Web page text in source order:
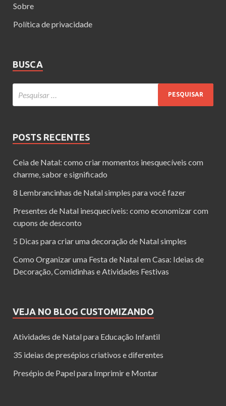
Sobre
Política de privacidade
BUSCA
POSTS RECENTES
Ceia de Natal: como criar momentos inesquecíveis com
charme, sabor e significado
8 Lembrancinhas de Natal simples para você fazer
Presentes de Natal inesquecíveis: como economizar com
cupons de desconto
5 Dicas para criar uma decoração de Natal simples
Como Organizar uma Festa de Natal em Casa: Ideias de
Decoração, Comidinhas e Atividades Festivas
VEJA NO BLOG CUSTOMIZANDO
Atividades de Natal para Educação Infantil
35 ideias de presépios criativos e diferentes
Presépio de Papel para Imprimir e Montar